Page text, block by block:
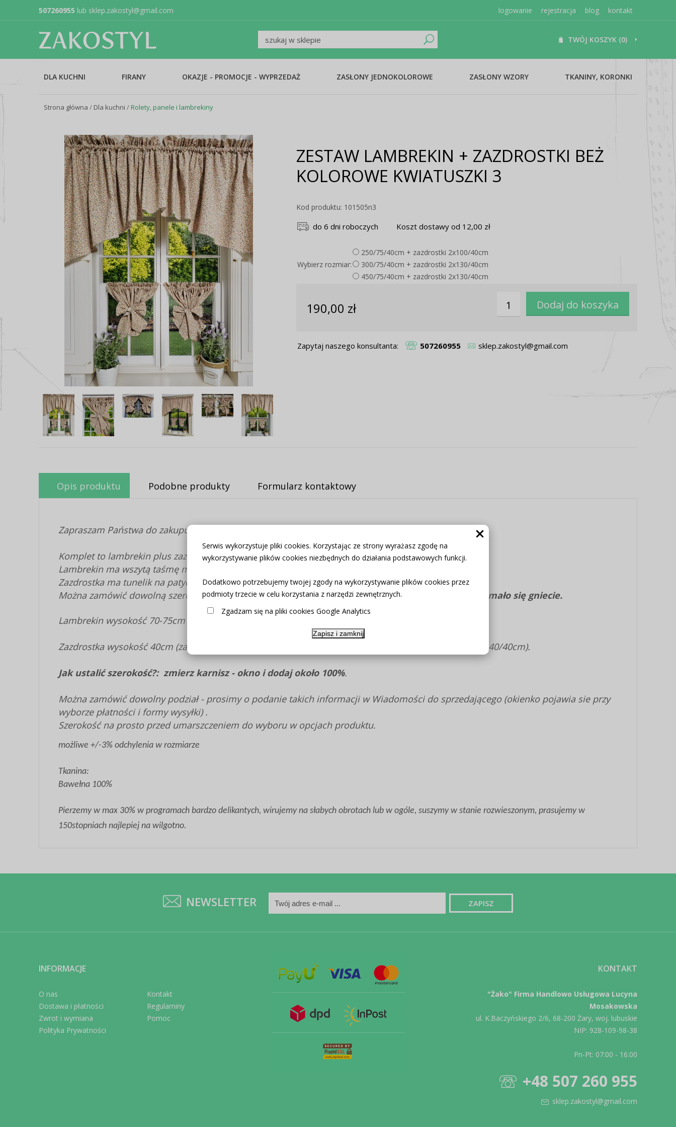
Serwis wykorzystuje pliki cookies. Korzystając ze strony wyrażasz zgodę na
wykorzystywanie plików cookies niezbędnych do działania podstawowych funkcji.
Dodatkowo potrzebujemy twojej zgody na wykorzystywanie plików cookies przez
podmioty trzecie w celu korzystania z narzędzi zewnętrznych.
Zgadzam się na pliki cookies Google Analytics
Zapisz i zamknij
507260955 lub sklep.zakostyl@gmail.com logowanie rejestracja blog kontakt
TWÓJ KOSZYK (0)
DLA KUCHNI FIRANY OKAZJE - PROMOCJE - WYPRZEDAŻ ZASŁONY JEDNOKOLOROWE ZASŁONY WZORY TKANINY, KORONKI
Strona główna / Dla kuchni /Rolety, panele i lambrekiny
ZESTAW LAMBREKIN + ZAZDROSTKI BEŻ
KOLOROWE KWIATUSZKI 3
Kod produktu: 101505n3
do 6 dni roboczych Koszt dostawy od 12,00 zł
Wybierz rozmiar:
250/75/40cm + zazdrostki 2x100/40cm
300/75/40cm + zazdrostki 2x130/40cm
450/75/40cm + zazdrostki 2x130/40cm
190,00 zł
Zapytaj naszego konsultanta: 507260955 sklep.zakostyl@gmail.com
Opis produktu Podobne produkty Formularz kontaktowy
Zapraszam Państwa do zakupu kompletu shabby chic .
Komplet to lambrekin plus zazdrostka.
Lambrekin ma wszytą taśmę marszczącą .
Zazdrostka ma tunelik na patyczek.
Można zamówić dowolną szerokość oraz dowolną wysokość. Tkanina bawełna bardzo dobrej jakości, mało się gniecie.
Lambrekin wysokość 70-75cm boki/40cm środek.
Zazdrostka wysokość 40cm (zazdrostka przy szerokości 250-450cm wysyłana w dwóch kawałakach 2x140/40cm).
Jak ustalić szerokość?: zmierz karnisz - okno i dodaj około 100%.
Można zamówić dowolny podział - prosimy o podanie takich informacji w Wiadomości do sprzedającego (okienko pojawia sie przy
wyborze płatności i formy wysyłki) .
Szerokość na prosto przed umarszczeniem do wyboru w opcjach produktu.
możliwe +/-3% odchylenia w rozmiarze
Tkanina:
Bawełna 100%
Pierzemy w max 30% w programach bardzo delikantych, wirujemy na słabych obrotach lub w ogóle, suszymy w stanie rozwieszonym, prasujemy w
150stopniach najlepiej na wilgotno.
NEWSLETTER
KONTAKT
"Żako" Firma Handlowo Usługowa Lucyna
Mosakowska
ul. K.Baczyńskiego 2/6, 68-200 Żary, woj. lubuskie
NIP: 928-109-98-38
Pn-Pt: 07:00 - 16:00
+48 507 260 955
sklep.zakostyl@gmail.com
INFORMACJE
O nas
Dostawa i płatności
Zwrot i wymiana
Polityka Prywatności
Kontakt
Regulaminy
Pomoc